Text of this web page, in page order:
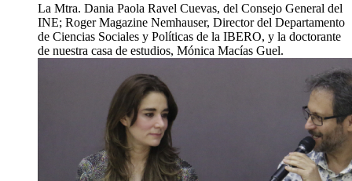
La Mtra. Dania Paola Ravel Cuevas, del Consejo General del
INE; Roger Magazine Nemhauser, Director del Departamento
de Ciencias Sociales y Políticas de la IBERO, y la doctorante
de nuestra casa de estudios, Mónica Macías Guel.